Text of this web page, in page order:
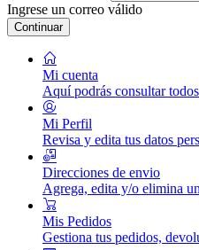
Ingrese un correo válido
Continuar
Mi cuenta
Aquí podrás consultar
Mi Perfil
Revisa y edita tus datos
Direcciones de envio
Agrega, edita y/o elimina
Mis Pedidos
Gestiona tus pedidos,